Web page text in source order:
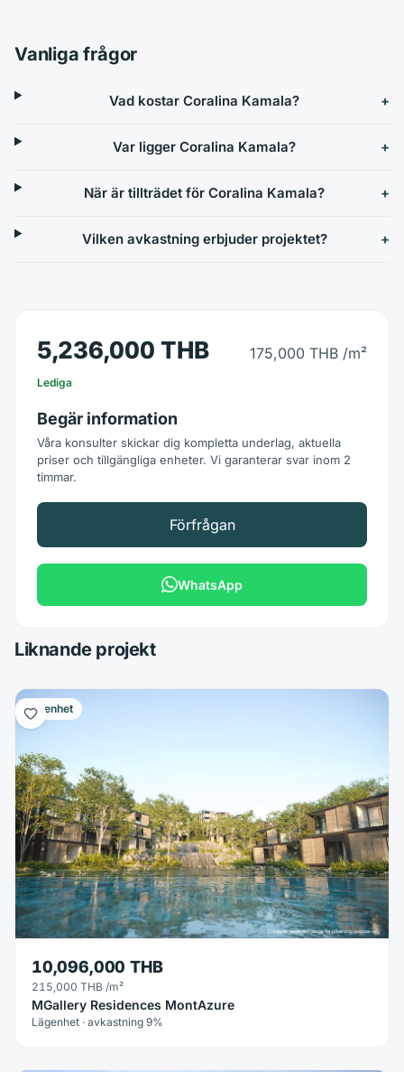
Vanliga frågor
Vad kostar Coralina Kamala?
Var ligger Coralina Kamala?
När är tillträdet för Coralina Kamala?
Vilken avkastning erbjuder projektet?
5,236,000 THB 175,000 THB /m²
Lediga
Begär information
Våra konsulter skickar dig kompletta underlag, aktuella
priser och tillgängliga enheter. Vi garanterar svar inom 2
timmar.
Förfrågan
WhatsApp
Liknande projekt
Lägenhet
10,096,000 THB
215,000 THB /m²
MGallery Residences MontAzure
Lägenhet · avkastning 9%